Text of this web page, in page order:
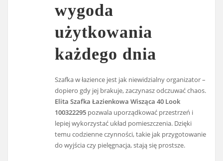
wygoda
użytkowania
każdego dnia
Szafka w łazience jest jak niewidzialny organizator –
dopiero gdy jej brakuje, zaczynasz odczuwać chaos.
Elita Szafka Łazienkowa Wisząca 40 Look
100322295 pozwala uporządkować przestrzeń i
lepiej wykorzystać układ pomieszczenia. Dzięki
temu codzienne czynności, takie jak przygotowanie
do wyjścia czy pielęgnacja, stają się prostsze.